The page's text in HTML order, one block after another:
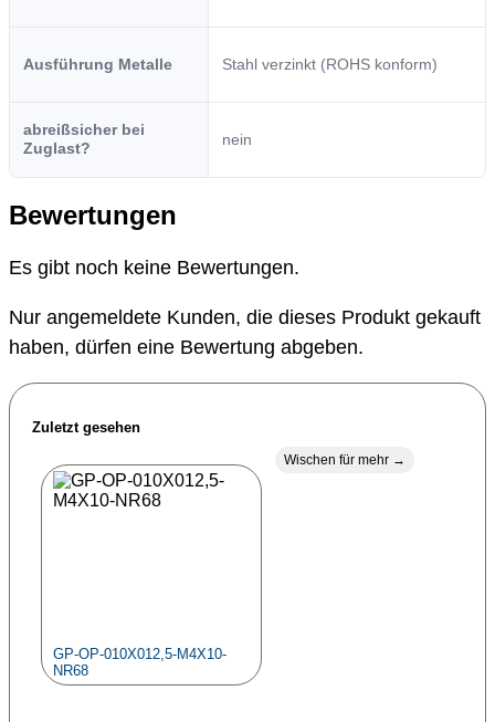
Ausführung Metalle Stahl verzinkt (ROHS konform)
abreißsicher bei
Zuglast?
nein
Bewertungen
Es gibt noch keine Bewertungen.
Nur angemeldete Kunden, die dieses Produkt gekauft
haben, dürfen eine Bewertung abgeben.
Zuletzt gesehen
Wischen für mehr →
GP-OP-010X012,5-M4X10-
NR68